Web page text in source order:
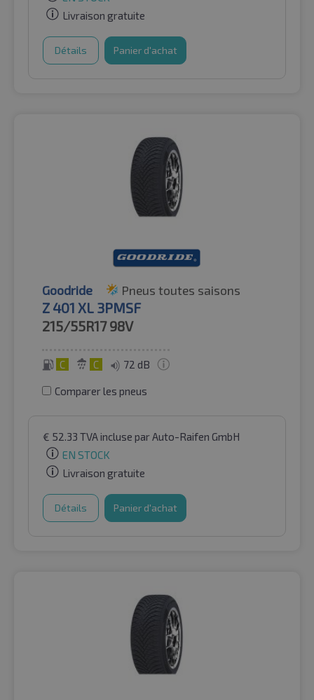
Livraison gratuite
Détails Panier d'achat
Goodride Pneus toutes saisons
Z 401 XL 3PMSF
215/55R17 98V
C C 72 dB
Comparer les pneus
€ 52.33 TVA incluse par Auto-Raifen GmbH
EN STOCK
Livraison gratuite
Détails Panier d'achat